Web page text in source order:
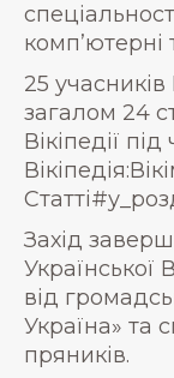
комп’ютерні
25 учасників
загалом 24
Вікіпедії
Захід
Української
від
Україна» та
пряників.